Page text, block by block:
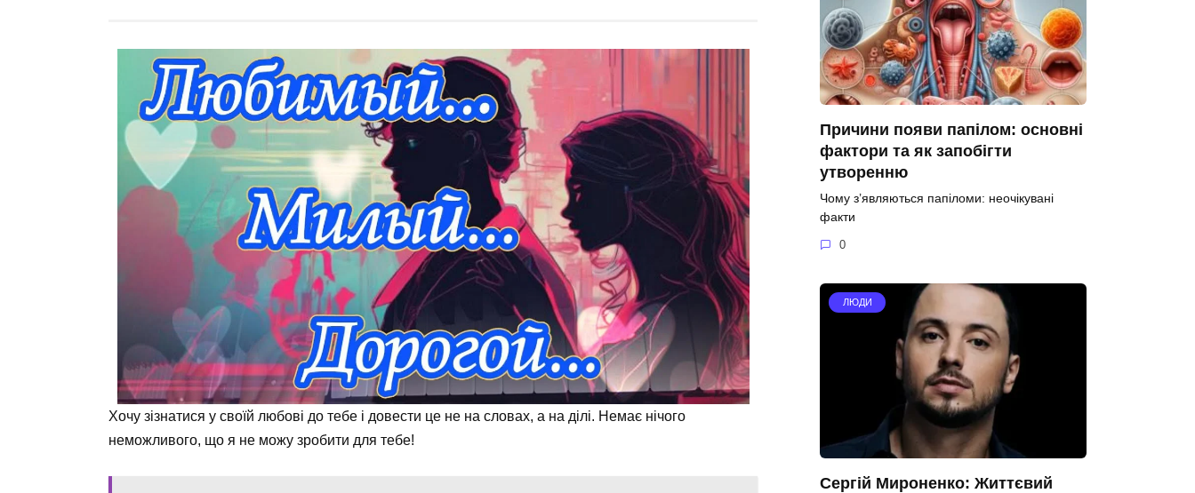
Хочу зізнатися у своїй любові до тебе і довести це не на словах, а на ділі. Немає нічого
неможливого, що я не можу зробити для тебе!
Причини появи папілом: основні
фактори та як запобігти
утворенню
Чому з’являються папіломи: неочікувані
факти
0
ЛЮДИ
Сергій Мироненко: Життєвий